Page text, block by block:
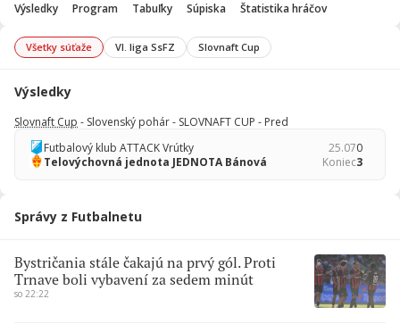
Výsledky Program Tabuľky Súpiska Štatistika hráčov
Všetky súťaže VI. liga SsFZ Slovnaft Cup
Výsledky
Slovnaft Cup - Slovenský pohár - SLOVNAFT CUP - Pred
Futbalový klub ATTACK Vrútky
Telovýchovná jednota JEDNOTA Bánová
25.07
Koniec
0
3
Správy z Futbalnetu
Bystričania stále čakajú na prvý gól. Proti
Trnave boli vybavení za sedem minút
so 22:22